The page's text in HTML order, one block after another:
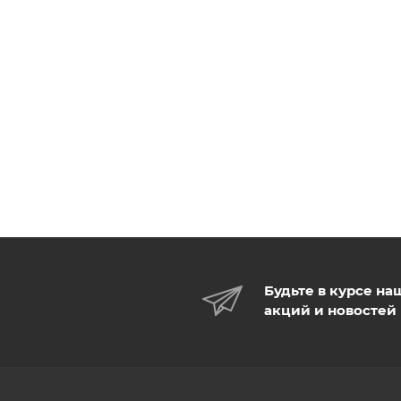
Будьте в курсе
акций и новостей